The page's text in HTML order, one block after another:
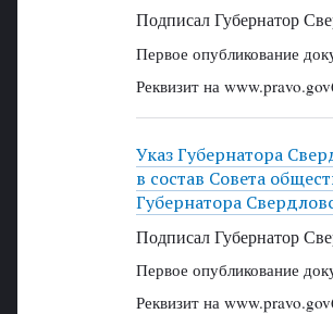
Подписал Губернатор
Первое опубликование
Реквизит на
Указ Губернатора
в состав Совета
Губернатора
Подписал Губернатор
Первое опубликование
Реквизит на